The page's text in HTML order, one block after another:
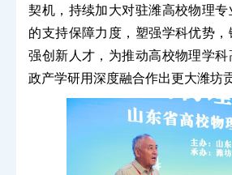
契机，持续加大对驻潍高校物理
的支持保障力度，塑强学科优势
强创新人才，为推动高校物理学
政产学研用深度融合作出更大潍坊